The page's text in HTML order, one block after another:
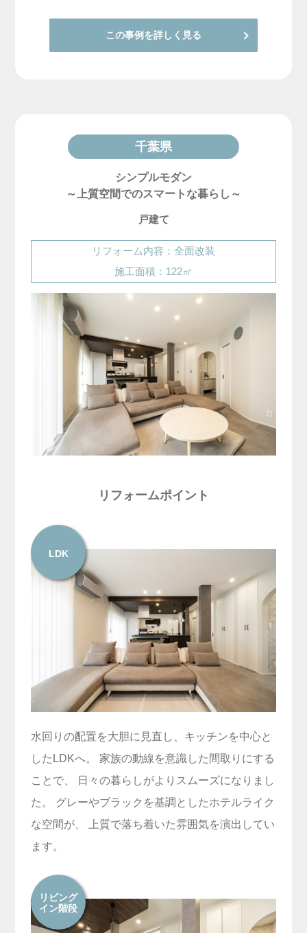
この事例を詳しく見る
千葉県
シンプルモダン
～上質空間でのスマートな暮らし～
戸建て
リフォーム内容：全面改装
施工面積：122㎡
リフォームポイント
LDK
水回りの配置を大胆に見直し、キッチンを中心と
したLDKへ。 家族の動線を意識した間取りにする
ことで、 日々の暮らしがよりスムーズになりまし
た。 グレーやブラックを基調としたホテルライク
な空間が、 上質で落ち着いた雰囲気を演出してい
ます。
リビング
イン階段